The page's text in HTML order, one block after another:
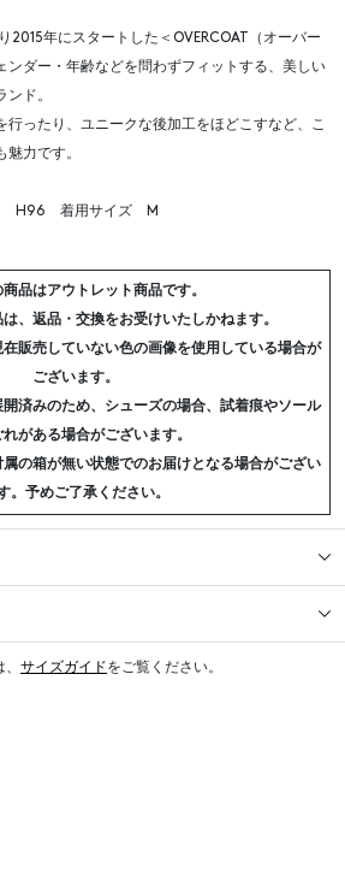
2015年にスタートした＜OVERCOAT（オーバー
ンダー・年齢などを問わずフィットする、美しい
ド。
行ったり、ユニークな後加工をほどこすなど、こ
力です。
H96 着用サイズ M
品はアウトレット商品です。
、返品・交換をお受けいたしかねます。
販売していない色の画像を使用している場合が
ございます。
済みのため、シューズの場合、試着痕やソール
がある場合がございます。
の箱が無い状態でのお届けとなる場合がござい
。予めご了承ください。
サイズガイドをご覧ください。